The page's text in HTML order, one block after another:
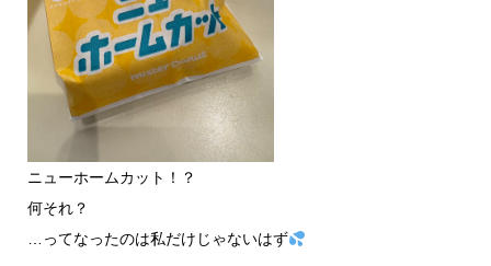
ニューホームカット！？
何それ？
…ってなったのは私だけじゃないはず